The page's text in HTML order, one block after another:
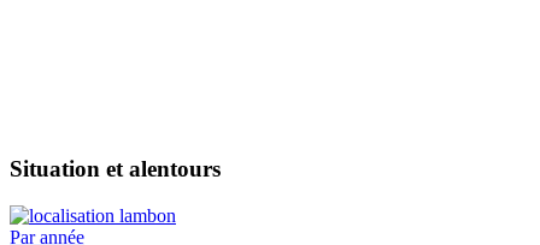
Situation et alentours
Par année